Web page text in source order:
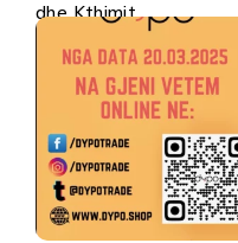
dhe Kthimit